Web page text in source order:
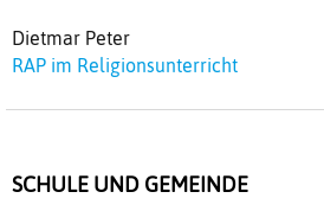
Dietmar Peter
RAP im Religionsunterricht
SCHULE UND GEMEINDE